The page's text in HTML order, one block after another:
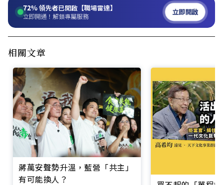
72%領先者已開啟【職場雷達】
立即開通！解鎖專屬服務 立即開啟
相關文章
蔣萬安聲勢升溫，藍營「共主」
有可能換人？